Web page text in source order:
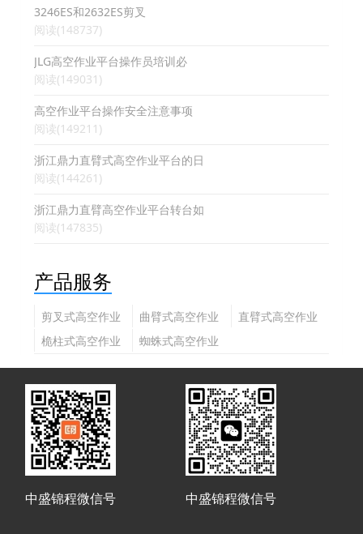
3246ES和2632ES剪叉
阅读(148737)
JLG高空作业平台操作员培训必
阅读(149031)
高空作业平台操作安全注意事项
阅读(149211)
浙江鼎力直臂式高空作业平台的日
阅读(144261)
浙江鼎力直臂高空作业平台转台如
阅读(147835)
产品服务
剪叉式高空作业
平台
曲臂式高空作业
平台
直臂式高空作业
桅柱式高空作业
蜘蛛式高空作业
中盛锦程微信号 中盛锦程微信号